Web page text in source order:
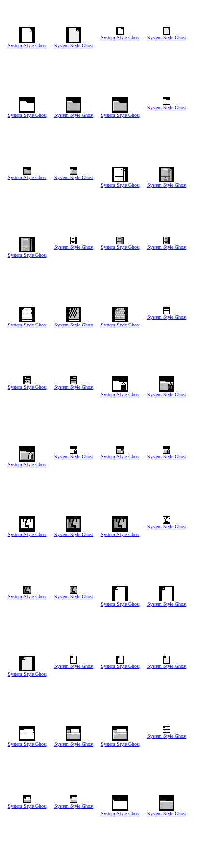
System Style Ghost System Style Ghost
System Style Ghost System Style Ghost
System Style Ghost System Style Ghost System Style Ghost
System Style Ghost
System Style Ghost
System Style Ghost
System Style Ghost
System Style Ghost
System Style Ghost
System Style Ghost System Style Ghost System Style Ghost
System Style Ghost System Style Ghost System Style Ghost
System Style Ghost
System Style Ghost
System Style Ghost
System Style Ghost
System Style Ghost
System Style Ghost
System Style Ghost System Style Ghost System Style Ghost
System Style Ghost System Style Ghost System Style Ghost
System Style Ghost
System Style Ghost
System Style Ghost
System Style Ghost
System Style Ghost
System Style Ghost
System Style Ghost System Style Ghost System Style Ghost
System Style Ghost System Style Ghost System Style Ghost
System Style Ghost
System Style Ghost
System Style Ghost
System Style Ghost
System Style Ghost